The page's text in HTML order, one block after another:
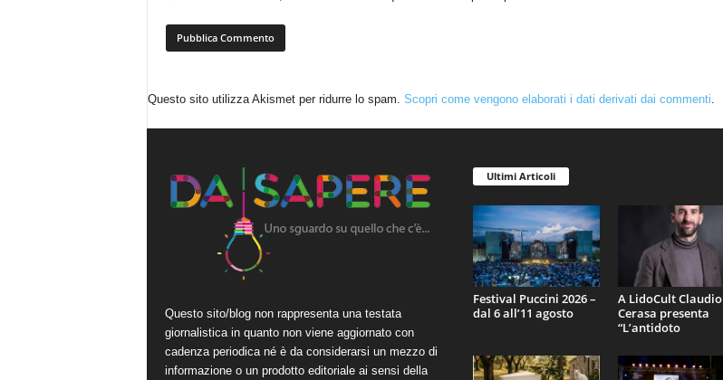
Questo sito utilizza Akismet per ridurre lo spam. Scopri come vengono elaborati i dati derivati dai commenti.
Questo sito/blog non rappresenta una testata
giornalistica in quanto non viene aggiornato con
cadenza periodica né è da considerarsi un mezzo di
informazione o un prodotto editoriale ai sensi della
Ultimi Articoli
Festival Puccini 2026 –
dal 6 all’11 agosto
A LidoCult Claudio
Cerasa presenta
“L’antidoto